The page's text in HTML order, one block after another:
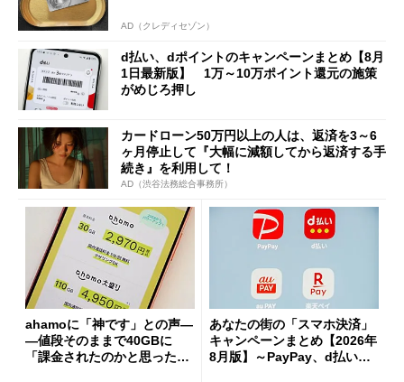
AD（クレディセゾン）
d払い、dポイントのキャンペーンまとめ【8月
1日最新版】 1万～10万ポイント還元の施策
がめじろ押し
カードローン50万円以上の人は、返済を3～6
ヶ月停止して『大幅に減額してから返済する手
続き』を利用して！
AD（渋谷法務総合事務所）
ahamoに「神です」との声―
―値段そのままで40GBに
「課金されたのかと思った」
あなたの街の「スマホ決済」
キャンペーンまとめ【2026年
8月版】～PayPay、d払い、a